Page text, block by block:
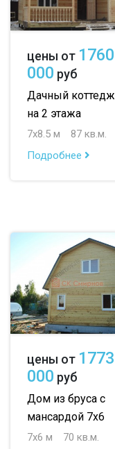
цены от 1760
000 руб
Дачный коттедж
на 2 этажа
7х8.5 м
87 кв.м.
Подробнее
цены от 1773
000 руб
Дом из бруса с
мансардой 7х6
7х6 м
70 кв.м.